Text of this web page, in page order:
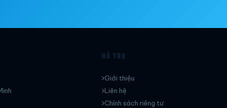
HỖ TRỢ
Giới thiệu
Liên hệ
Chính sách riêng tư